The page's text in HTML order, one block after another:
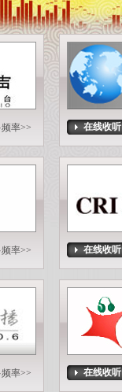
率>> 在线收听
率>> 在线收听
率>> 在线收听